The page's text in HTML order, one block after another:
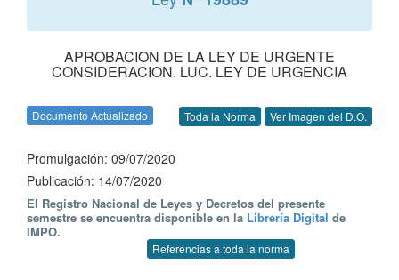
APROBACION DE LA LEY DE URGENTE
CONSIDERACION. LUC. LEY DE URGENCIA
Documento Actualizado Toda la Norma Ver Imagen del D.O.
Promulgación: 09/07/2020
Publicación: 14/07/2020
El Registro Nacional de Leyes y Decretos del presente
semestre se encuentra disponible en la Librería Digital de
IMPO.
Referencias a toda la norma